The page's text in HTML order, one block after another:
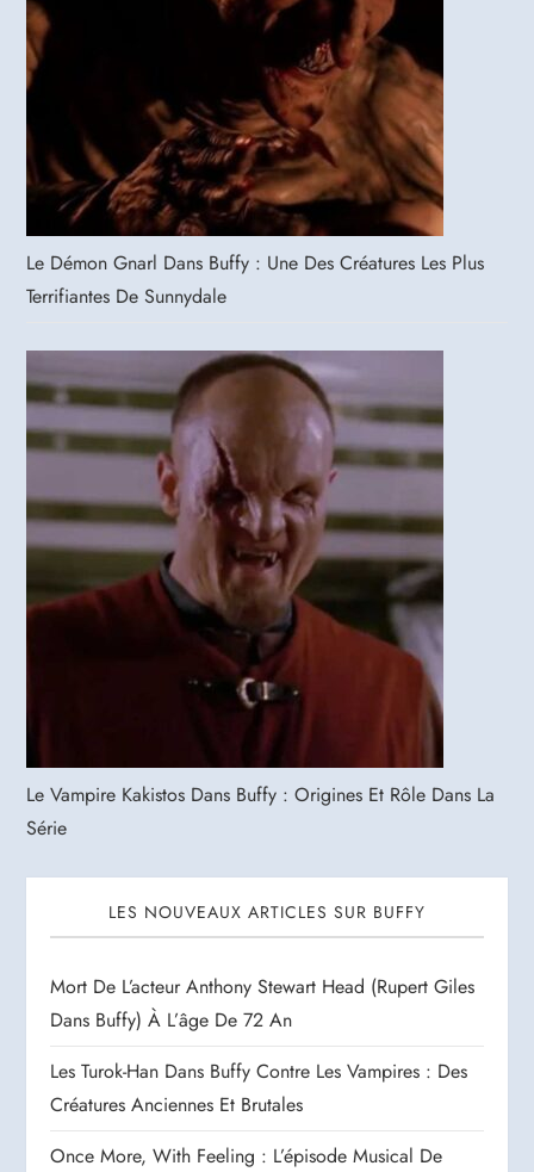
Le Démon Gnarl Dans Buffy : Une Des Créatures Les Plus
Terrifiantes De Sunnydale
Le Vampire Kakistos Dans Buffy : Origines Et Rôle Dans La
Série
LES NOUVEAUX ARTICLES SUR BUFFY
Mort De L’acteur Anthony Stewart Head (Rupert Giles
Dans Buffy) À L’âge De 72 An
Les Turok-Han Dans Buffy Contre Les Vampires : Des
Créatures Anciennes Et Brutales
Once More, With Feeling : L’épisode Musical De